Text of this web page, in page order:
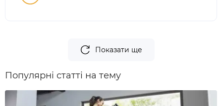
Показати ще
Популярні статті на тему